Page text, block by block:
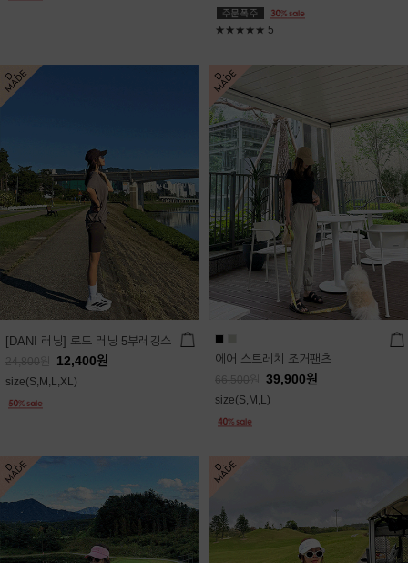
★★★★★ 5
[DANI 러닝] 로드 러닝 5부레깅스
24,800 12,400원
size(S,M,L,XL)
에어 스트레치 조거팬츠
66,500 39,900원
size(S,M,L)